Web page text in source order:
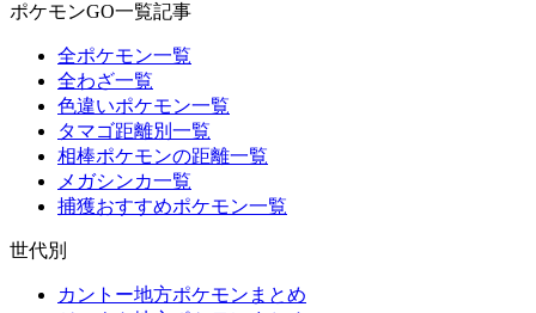
ポケモンGO一覧記事
全ポケモン一覧
全わざ一覧
色違いポケモン一覧
タマゴ距離別一覧
相棒ポケモンの距離一覧
メガシンカ一覧
捕獲おすすめポケモン一覧
世代別
カントー地方ポケモンまとめ